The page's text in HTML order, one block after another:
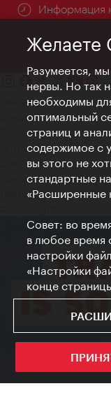
Информация
Контакт
Credits
Положение о
Terms of Use
Доступность
Контакты для прессы
Настройки файлов
Желаете
Разумеется,
нервы. Но так
необходимы
оптимальный
страниц и
содержимое с
вы этого не
стандартные
«Расширенные
Совет: во
в любое время
настройки
«Настройки
конце